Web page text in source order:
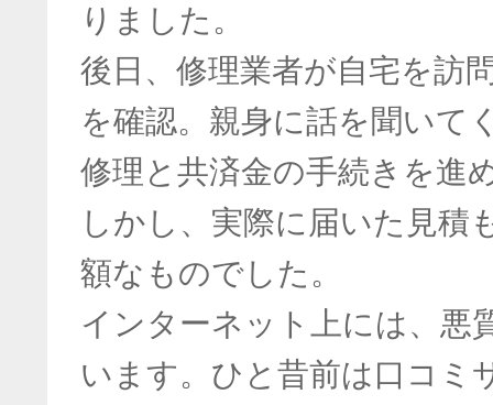
りました。
後日、修理業者が自宅を訪
を確認。親身に話を聞いて
修理と共済金の手続きを進
しかし、実際に届いた見積
額なものでした。
インターネット上には、悪
います。ひと昔前は口コミ